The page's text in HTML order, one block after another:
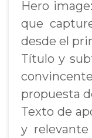
Hero
que
desde el
Título y
propuesta
Texto de
y